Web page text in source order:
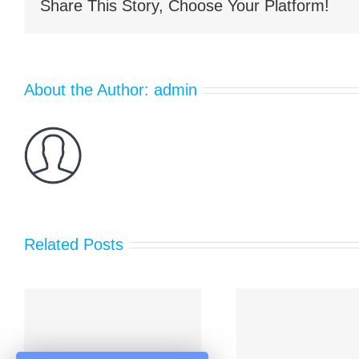
Share This Story, Choose Your Platform!
About the Author: admin
Related Posts
入高端压延膜与高